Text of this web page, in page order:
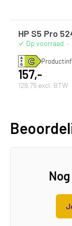
HP S5 Pro
Op voorraad ·
157,-
129,75 excl. BTW